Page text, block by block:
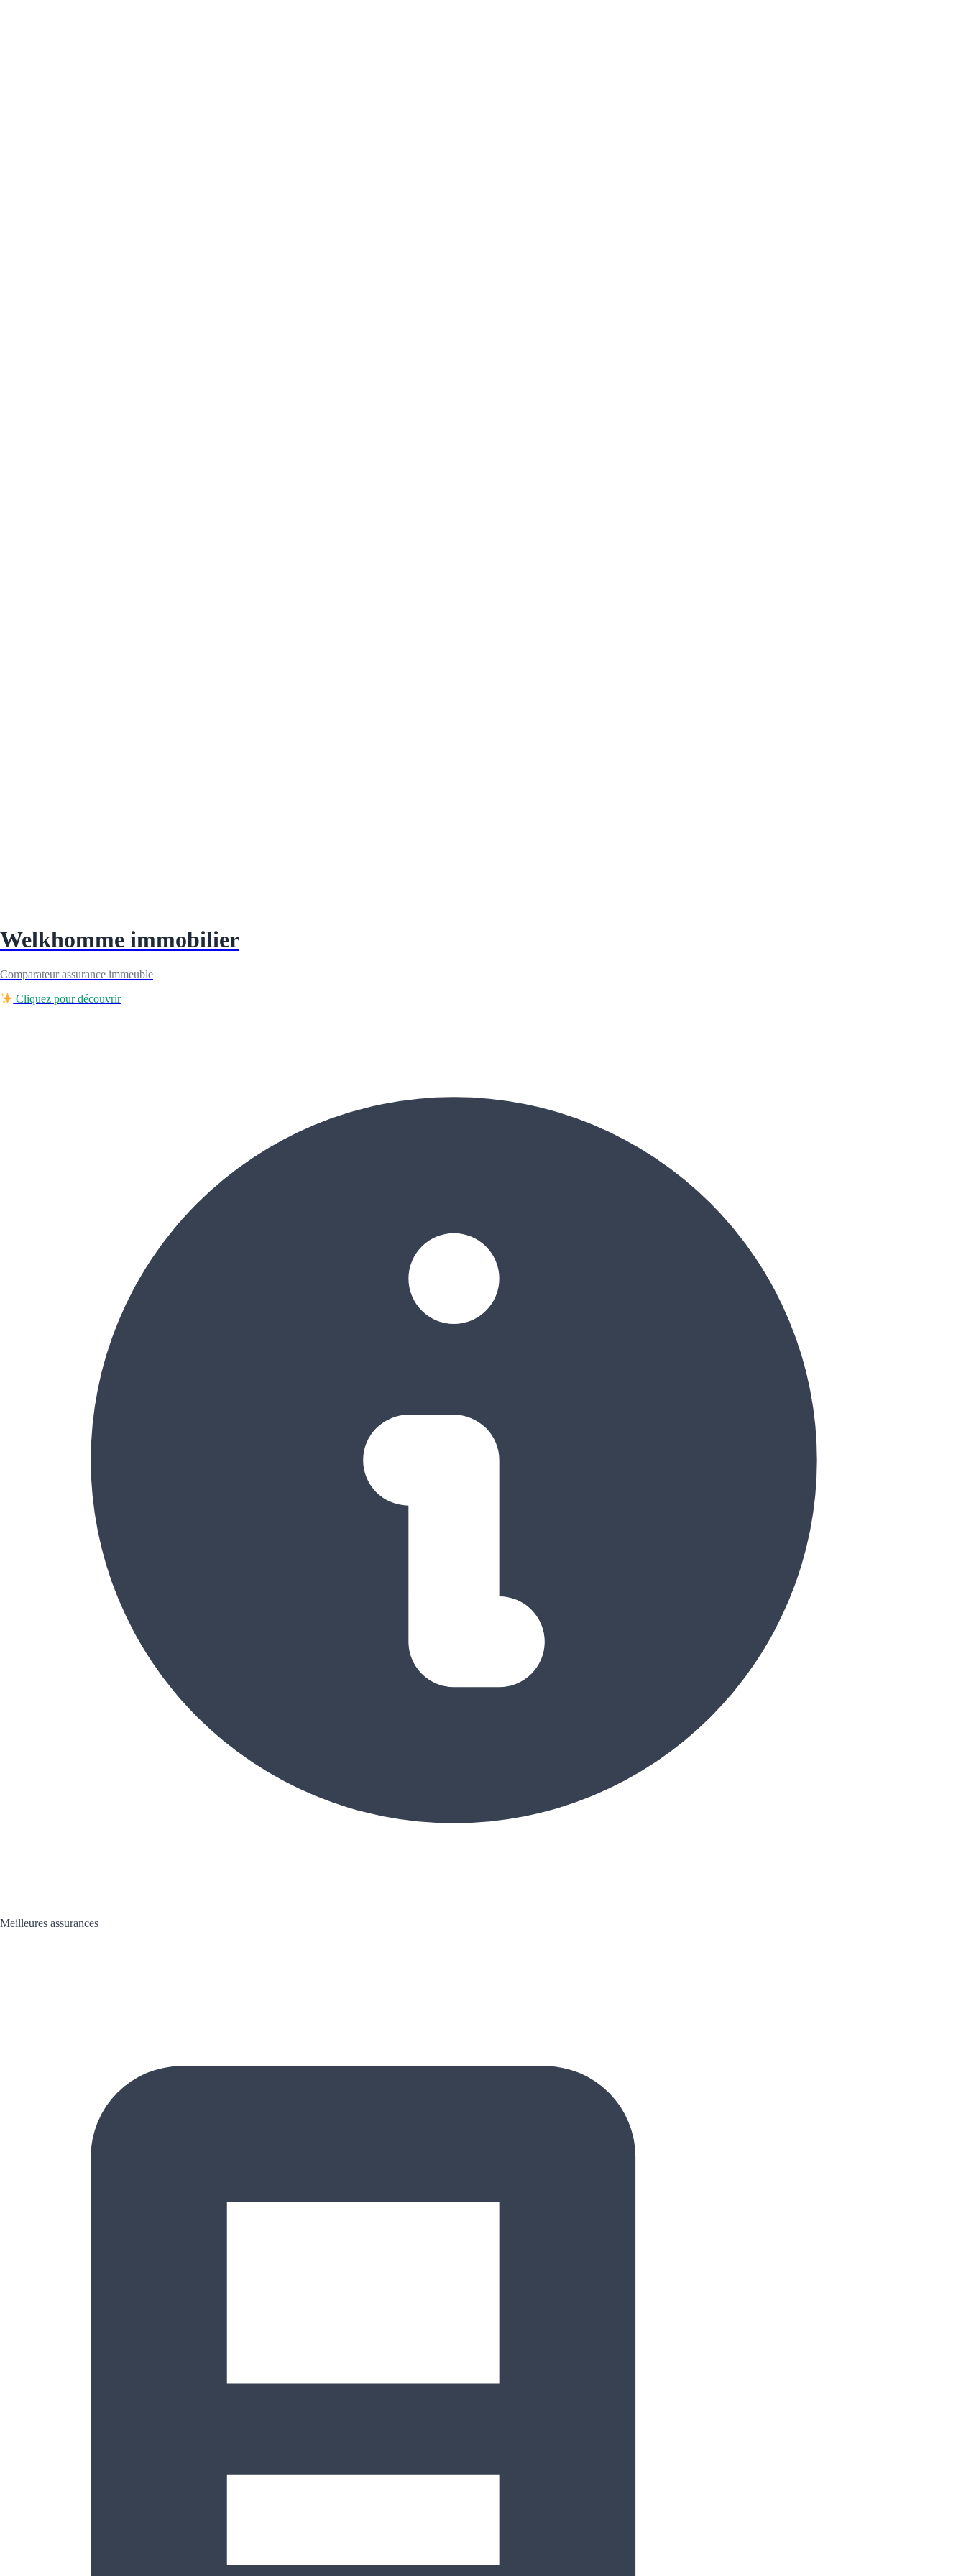
Welkhomme immobilier
Comparateur assurance immeuble
Cliquez pour découvrir
Meilleures assurances